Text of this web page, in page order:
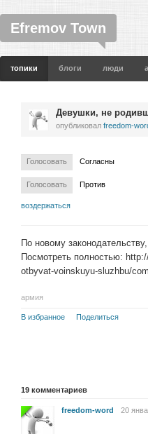
Efremov Town
топики блоги люди
Девушки, не
опубликовал freedom-
Голосовать Согласны
Голосовать Против
воздержаться
По новому
Посмотреть полностью:
otbyvat-voinskuyu-sluzhbu/
армия
В избранное Поделиться
19 комментариев
freedom-word 20